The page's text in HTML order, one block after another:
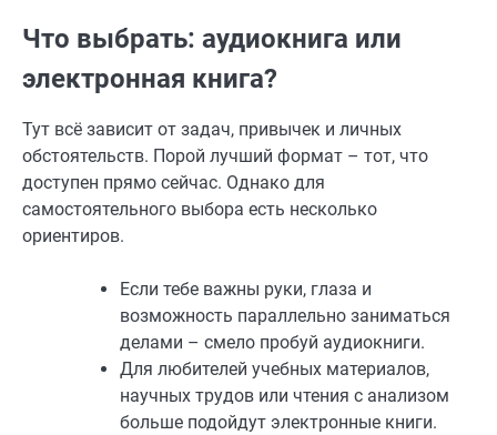
Что выбрать: аудиокнига или
электронная книга?
Тут всё зависит от задач, привычек и личных
обстоятельств. Порой лучший формат – тот, что
доступен прямо сейчас. Однако для
самостоятельного выбора есть несколько
ориентиров.
Если тебе важны руки, глаза и
возможность параллельно заниматься
делами – смело пробуй аудиокниги.
Для любителей учебных материалов,
научных трудов или чтения с анализом
больше подойдут электронные книги.